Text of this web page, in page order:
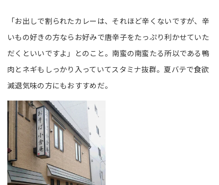
「お出しで割られたカレーは、それほど辛くないですが、辛
いもの好きの方ならお好みで唐辛子をたっぷり利かせていた
だくといいですよ」とのこと。南蛮の南蛮たる所以である鴨
肉とネギもしっかり入っていてスタミナ抜群。夏バテで食欲
減退気味の方にもおすすめだ。